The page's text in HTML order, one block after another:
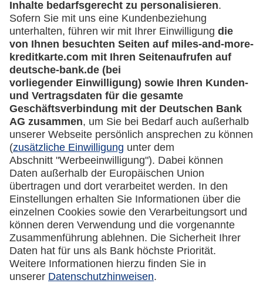
Kreditkarten-Banking
miles-and-more.com
lufthansa.com
Rechtliches
Impressum
Datenschutz
Cookie Einstellungen
Vertrag widerrufen